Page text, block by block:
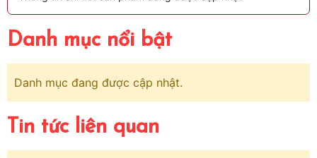
Danh mục nổi bật
Danh mục đang được cập nhật.
Tin tức liên quan